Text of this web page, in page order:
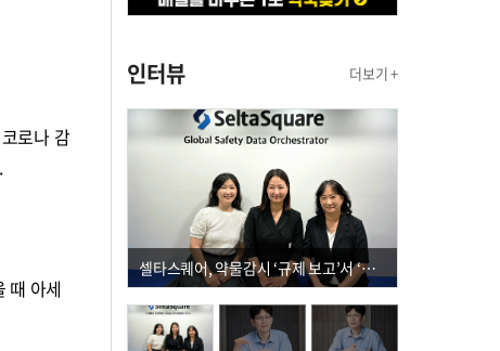
로나 감
때 아세
인터뷰 더보기 +
셀타스퀘어, 약물감시 ‘규제 보고’서 ‘데이터 의사결정’으로 "PVX 전환 요구 커진다"